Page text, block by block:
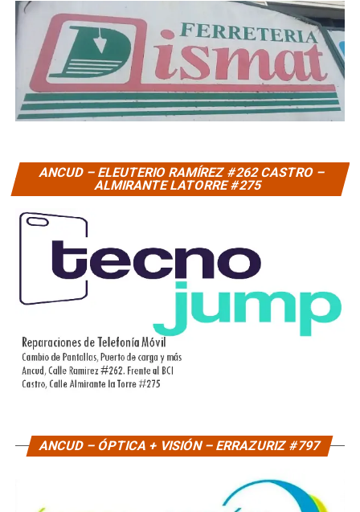
ANCUD – ELEUTERIO RAMÍREZ #262 CASTRO –
ALMIRANTE LATORRE #275
ANCUD – ÓPTICA + VISIÓN – ERRAZURIZ #797